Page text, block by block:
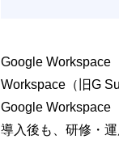
Google Workspace
Workspace（旧G
Google Workspace
導入後も、研修・